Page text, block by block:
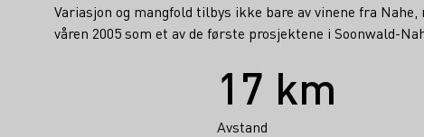
Variasjon og mangfold tilbys ikke bare av vinene fra
våren 2005 som et av de første prosjektene i Soonwald-
17 km
Avstand